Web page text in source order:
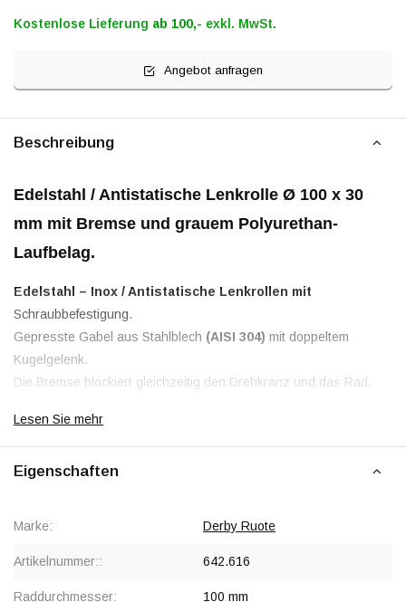
Kostenlose Lieferung ab 100,- exkl. MwSt.
Angebot anfragen
Beschreibung
Edelstahl / Antistatische Lenkrolle Ø 100 x 30
mm mit Bremse und grauem Polyurethan-
Laufbelag.
Edelstahl – Inox / Antistatische Lenkrollen mit
Schraubbefestigung.
Gepresste Gabel aus Stahlblech (AISI 304) mit doppeltem
Kugelgelenk.
Die Bremse blockiert gleichzeitig den Drehkranz und das Rad.
Polyurethan-Laufring (95 Shore A)
elektrisch leitfähige Polyamid-Felge mit Edelstahl-Kugellager und
Kunststoff-Radkappen.
uns für ein Angebot.
Lesen Sie mehr
Eigenschaften
Marke: Derby Ruote
Artikelnummer:: 642.616
Raddurchmesser: 100 mm